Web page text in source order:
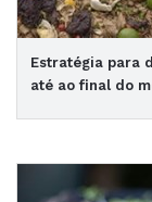
Estratégia para
até ao final do